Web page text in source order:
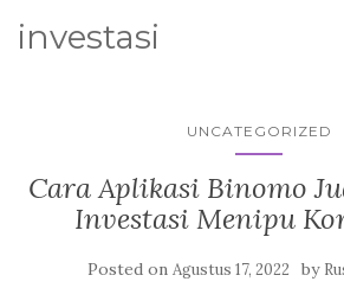
investasi
UNCATEGORIZED
Cara Aplikasi Binomo
Investasi Menipu
Posted on Agustus 17, 2022 by